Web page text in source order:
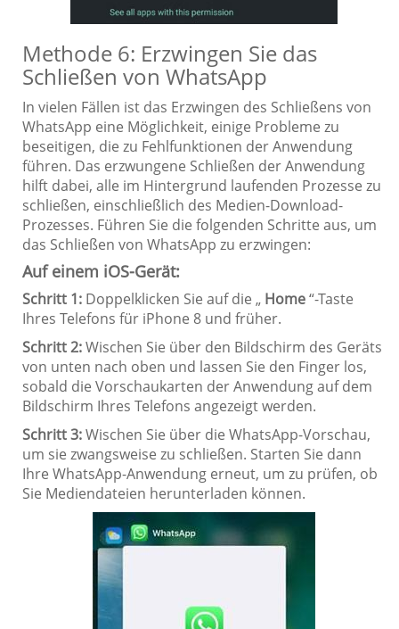
Methode 6: Erzwingen Sie das
Schließen von WhatsApp
In vielen Fällen ist das Erzwingen des Schließens von
WhatsApp eine Möglichkeit, einige Probleme zu
beseitigen, die zu Fehlfunktionen der Anwendung
führen. Das erzwungene Schließen der Anwendung
hilft dabei, alle im Hintergrund laufenden Prozesse zu
schließen, einschließlich des Medien-Download-
Prozesses. Führen Sie die folgenden Schritte aus, um
das Schließen von WhatsApp zu erzwingen:
Auf einem iOS-Gerät:
Schritt 1: Doppelklicken Sie auf die „ Home“-Taste
Ihres Telefons für iPhone 8 und früher.
Schritt 2:Wischen Sie über den Bildschirm des Geräts
von unten nach oben und lassen Sie den Finger los,
sobald die Vorschaukarten der Anwendung auf dem
Bildschirm Ihres Telefons angezeigt werden.
Schritt 3:Wischen Sie über die WhatsApp-Vorschau,
um sie zwangsweise zu schließen. Starten Sie dann
Ihre WhatsApp-Anwendung erneut, um zu prüfen, ob
Sie Mediendateien herunterladen können.